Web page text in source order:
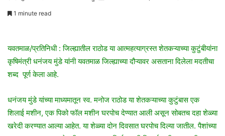
a
n
l
1 minute read
यवतमाळ/प्रतिनिधी : जिल्ह्यातील राठोड या आत्महत्याग्रस्त शेतकऱ्याच्या कुटुंबीयांना
कृषिमंत्री धनंजय मुंडे यांनी यवतमाळ जिल्ह्याच्या दौऱ्यावर असताना दिलेला मदतीचा
शब्द पूर्ण केला आहे.
धनंजय मुंडे यांच्या माध्यमातून स्व. मनोज राठोड या शेतकऱ्याच्या कुटुंबास एक
शिलाई मशीन, एक पिको फॉल मशीन घरपोच देण्यात आली असून सोबतच दहा शेळ्या
खरेदी करण्यात आल्या आहेत. या शेळ्या दोन दिवसात घरपोच दिल्या जातील. पैशांच्या